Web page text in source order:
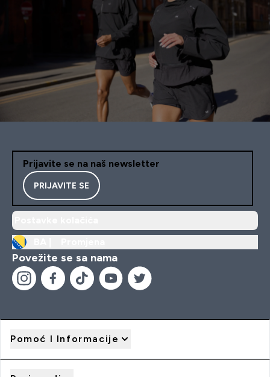
Prijavite se na naš newsletter
PRIJAVITE SE
Povežite se sa nama
Pomoć I Informacije